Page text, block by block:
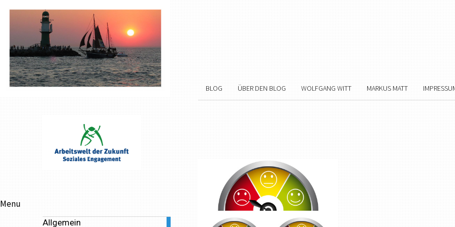
Menu
Allgemein
BLOG ÜBER DEN BLOG WOLFGANG WITT MARKUS MATT